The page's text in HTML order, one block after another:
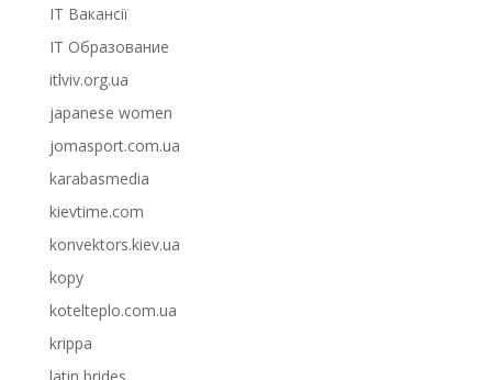
IT Вакансії
IT Образование
itlviv.org.ua
japanese women
jomasport.com.ua
karabasmedia
kievtime.com
konvektors.kiev.ua
kopy
kotelteplo.com.ua
krippa